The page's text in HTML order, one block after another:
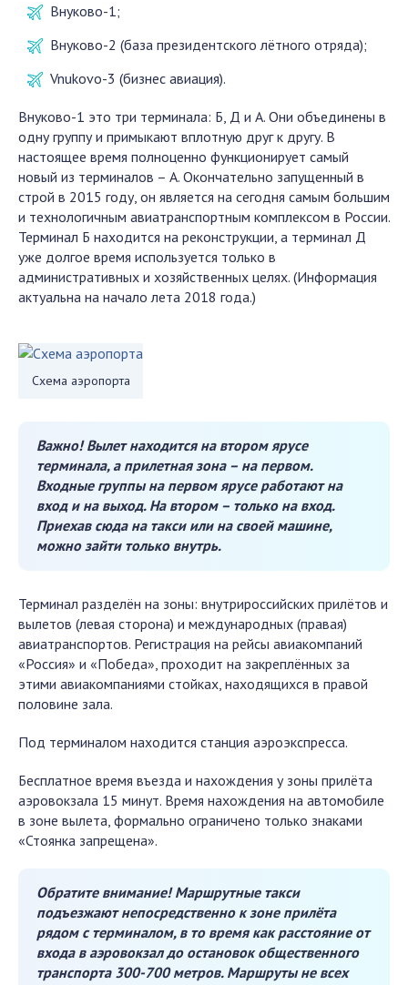
Внуково-1;
Внуково-2 (база президентского лётного отряда);
Vnukovo-3 (бизнес авиация).
Внуково-1 это три терминала: Б, Д и А. Они объединены в
одну группу и примыкают вплотную друг к другу. В
настоящее время полноценно функционирует самый
новый из терминалов – А. Окончательно запущенный в
строй в 2015 году, он является на сегодня самым большим
и технологичным авиатранспортным комплексом в России.
Терминал Б находится на реконструкции, а терминал Д
уже долгое время используется только в
административных и хозяйственных целях. (Информация
актуальна на начало лета 2018 года.)
Схема аэропорта
Важно! Вылет находится на втором ярусе
терминала, а прилетная зона – на первом.
Входные группы на первом ярусе работают на
вход и на выход. На втором – только на вход.
Приехав сюда на такси или на своей машине,
можно зайти только внутрь.
Терминал разделён на зоны: внутрироссийских прилётов и
вылетов (левая сторона) и международных (правая)
авиатранспортов. Регистрация на рейсы авиакомпаний
«Россия» и «Победа», проходит на закреплённых за
этими авиакомпаниями стойках, находящихся в правой
половине зала.
Под терминалом находится станция аэроэкспресса.
Бесплатное время въезда и нахождения у зоны прилёта
аэровокзала 15 минут. Время нахождения на автомобиле
в зоне вылета, формально ограничено только знаками
«Стоянка запрещена».
Обратите внимание! Маршрутные такси
подъезжают непосредственно к зоне прилёта
рядом с терминалом, в то время как расстояние от
входа в аэровокзал до остановок общественного
транспорта 300-700 метров. Маршруты не всех